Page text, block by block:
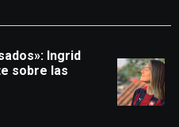
Ingrid
sobre las